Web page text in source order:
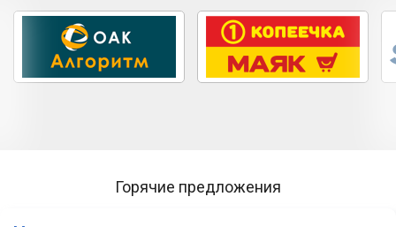
Горячие предложения